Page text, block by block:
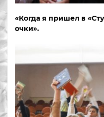
«Когда я пришел в
очки».